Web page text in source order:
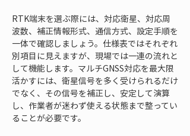
RTK端末を選ぶ際には、対応衛星、対応周
波数、補正情報形式、通信方式、設定手順を
一体で確認しましょう。仕様表ではそれぞれ
別項目に見えますが、現場では一連の流れと
して機能します。マルチGNSS対応を最大限
活かすには、衛星信号を多く受けられるだけ
でなく、その信号を補正し、安定して演算
し、作業者が迷わず使える状態まで整ってい
ることが必要です。